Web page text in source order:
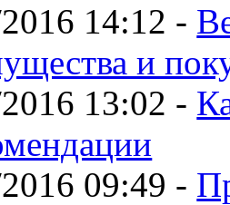
14:12 -
и
13:02 -
09:49 -